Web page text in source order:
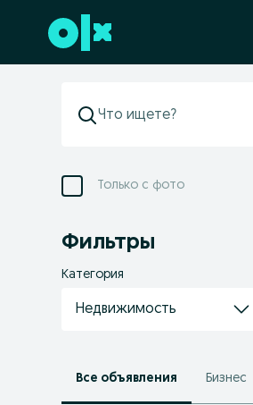
Перейти к нижнему колонтитулу
Только с фото
Фильтры
Категория
Недвижимость
Все объявления Бизнес